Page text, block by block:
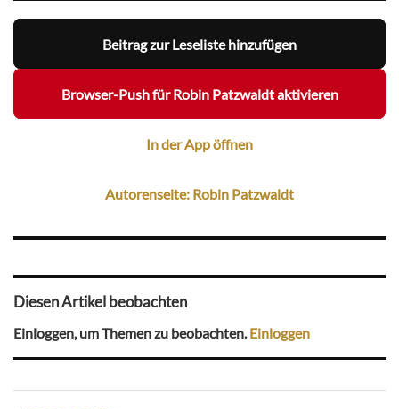
Beitrag zur Leseliste hinzufügen
Browser-Push für Robin Patzwaldt aktivieren
In der App öffnen
Autorenseite: Robin Patzwaldt
Diesen Artikel beobachten
Einloggen, um Themen zu beobachten.Einloggen